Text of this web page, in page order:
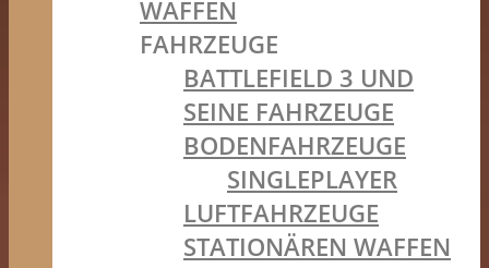
WAFFEN
FAHRZEUGE
BATTLEFIELD 3 UND
SEINE FAHRZEUGE
BODENFAHRZEUGE
SINGLEPLAYER
LUFTFAHRZEUGE
STATIONÄREN WAFFEN